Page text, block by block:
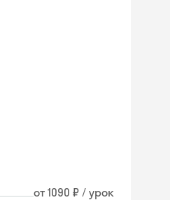
от 1090 ₽ / урок